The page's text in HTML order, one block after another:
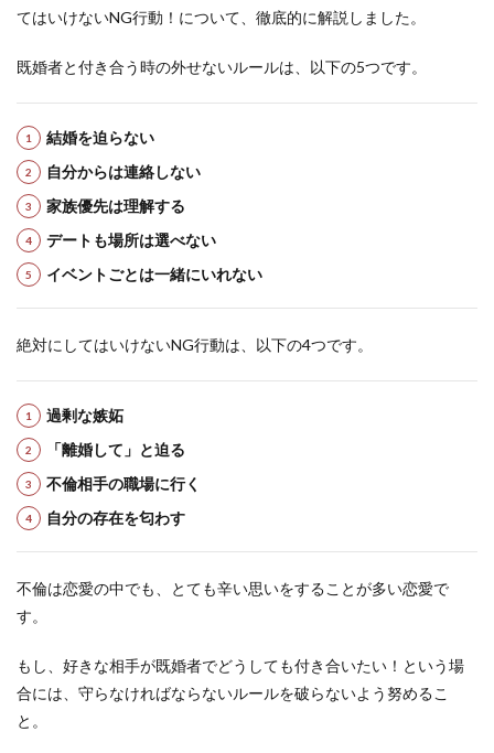
てはいけないNG行動！について、徹底的に解説しました。
既婚者と付き合う時の外せないルールは、以下の5つです。
結婚を迫らない
自分からは連絡しない
家族優先は理解する
デートも場所は選べない
イベントごとは一緒にいれない
絶対にしてはいけないNG行動は、以下の4つです。
過剰な嫉妬
「離婚して」と迫る
不倫相手の職場に行く
自分の存在を匂わす
不倫は恋愛の中でも、とても辛い思いをすることが多い恋愛で
す。
もし、好きな相手が既婚者でどうしても付き合いたい！という場
合には、守らなければならないルールを破らないよう努めるこ
と。